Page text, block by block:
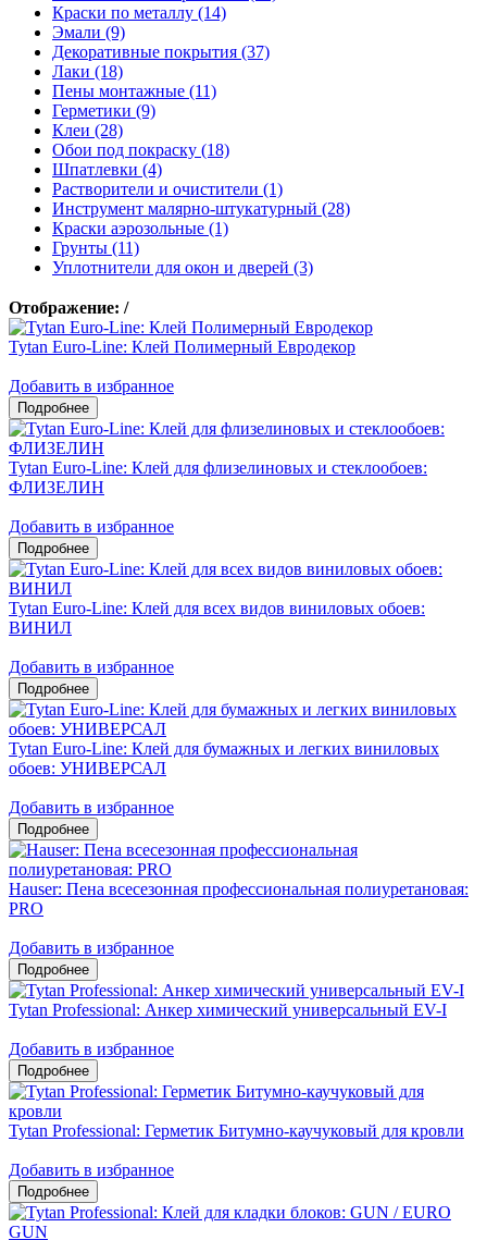
Краски по металлу (14)
Эмали (9)
Декоративные покрытия (37)
Лаки (18)
Пены монтажные (11)
Герметики (9)
Клеи (28)
Обои под покраску (18)
Шпатлевки (4)
Растворители и очистители (1)
Инструмент малярно-штукатурный (28)
Краски аэрозольные (1)
Грунты (11)
Уплотнители для окон и дверей (3)
Отображение: /
Tytan Euro-Line: Клей Полимерный Евродекор
Добавить в избранное
Tytan Euro-Line: Клей для флизелиновых и стеклообоев:
ФЛИЗЕЛИН
Добавить в избранное
Tytan Euro-Line: Клей для всех видов виниловых обоев:
ВИНИЛ
Добавить в избранное
Tytan Euro-Line: Клей для бумажных и легких виниловых
обоев: УНИВЕРСАЛ
Добавить в избранное
Hauser: Пена всесезонная профессиональная полиуретановая:
PRO
Добавить в избранное
Tytan Professional: Анкер химический универсальный EV-I
Добавить в избранное
Tytan Professional: Герметик Битумно-каучуковый для кровли
Добавить в избранное